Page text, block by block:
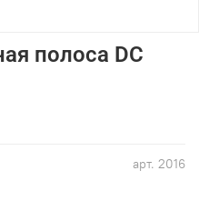
арт. 2016
полоса DC